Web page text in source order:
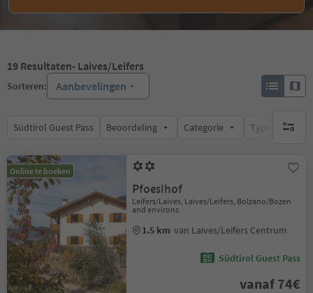
19 Resultaten- Laives/Leifers
Sorteren: Aanbevelingen
Südtirol Guest Pass Beoordeling Categorie Type catering
geen
Online te boeken
Pfoeslhof
Leifers/Laives, Laives/Leifers, Bolzano/Bozen
and environs
1.5 km van Laives/Leifers Centrum
Südtirol Guest Pass
vanaf 74€